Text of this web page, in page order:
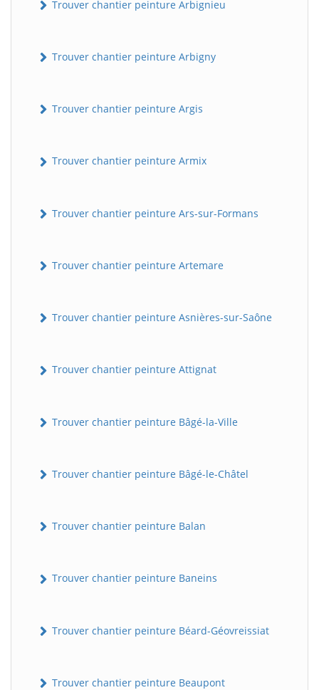
Trouver chantier peinture Arbignieu
Trouver chantier peinture Arbigny
Trouver chantier peinture Argis
Trouver chantier peinture Armix
Trouver chantier peinture Ars-sur-Formans
Trouver chantier peinture Artemare
Trouver chantier peinture Asnières-sur-Saône
Trouver chantier peinture Attignat
Trouver chantier peinture Bâgé-la-Ville
Trouver chantier peinture Bâgé-le-Châtel
Trouver chantier peinture Balan
Trouver chantier peinture Baneins
Trouver chantier peinture Béard-Géovreissiat
Trouver chantier peinture Beaupont